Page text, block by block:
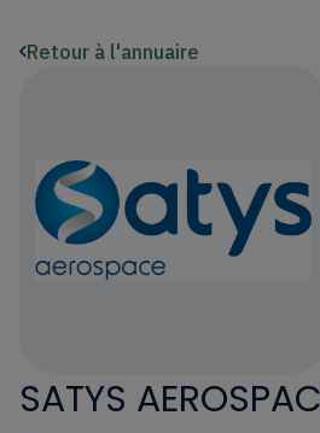
Retour à l'annuaire
SATYS